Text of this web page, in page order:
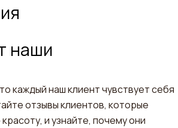
наши
каждый наш клиент чувствует себя
отзывы клиентов, которые
и узнайте, почему они